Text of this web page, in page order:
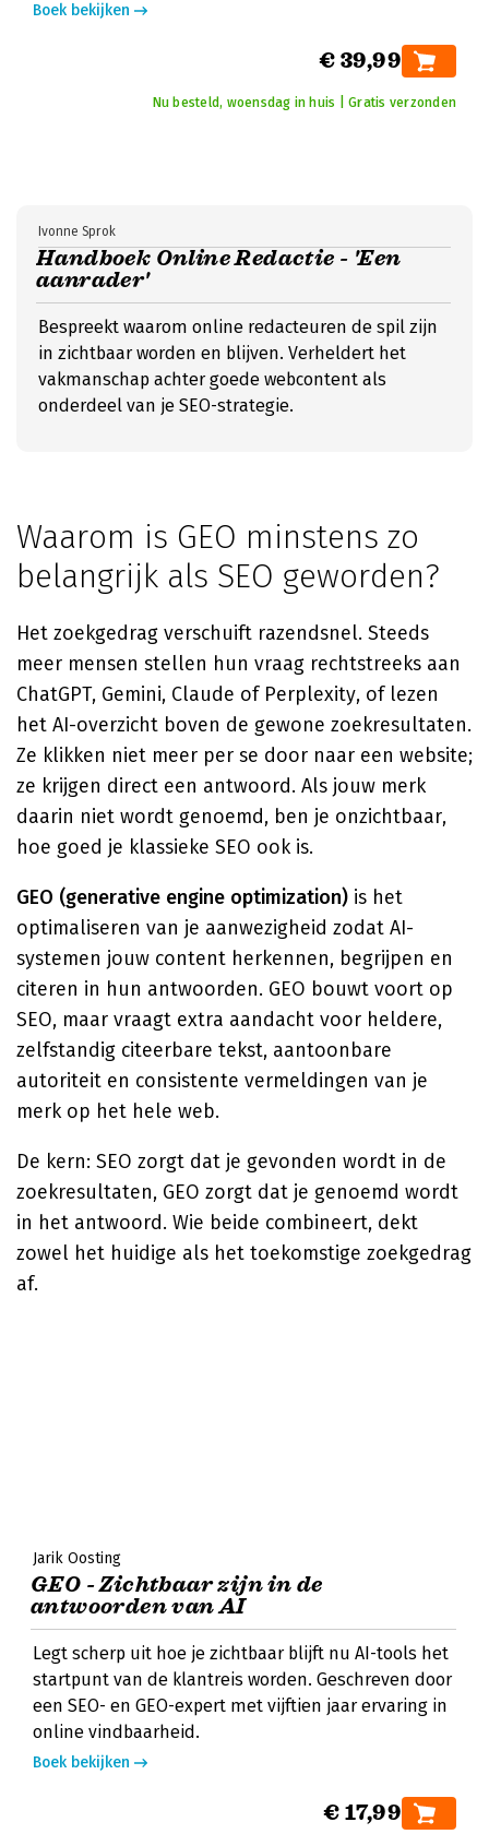
Boek bekijken
€ 39,99
Nu besteld, woensdag in huis | Gratis verzonden
Handboek Online Redactie - 'Een
aanrader'
Ivonne Sprok
Bespreekt waarom online redacteuren de spil zijn
in zichtbaar worden en blijven. Verheldert het
vakmanschap achter goede webcontent als
onderdeel van je SEO-strategie.
Waarom is GEO minstens zo
belangrijk als SEO geworden?
Het zoekgedrag verschuift razendsnel. Steeds
meer mensen stellen hun vraag rechtstreeks aan
ChatGPT, Gemini, Claude of Perplexity, of lezen
het AI-overzicht boven de gewone zoekresultaten.
Ze klikken niet meer per se door naar een website;
ze krijgen direct een antwoord. Als jouw merk
daarin niet wordt genoemd, ben je onzichtbaar,
hoe goed je klassieke SEO ook is.
GEO (generative engine optimization) is het
optimaliseren van je aanwezigheid zodat AI-
systemen jouw content herkennen, begrijpen en
citeren in hun antwoorden. GEO bouwt voort op
SEO, maar vraagt extra aandacht voor heldere,
zelfstandig citeerbare tekst, aantoonbare
autoriteit en consistente vermeldingen van je
merk op het hele web.
De kern: SEO zorgt dat je gevonden wordt in de
zoekresultaten, GEO zorgt dat je genoemd wordt
in het antwoord. Wie beide combineert, dekt
zowel het huidige als het toekomstige zoekgedrag
af.
Jarik Oosting
GEO - Zichtbaar zijn in de
antwoorden van AI
Legt scherp uit hoe je zichtbaar blijft nu AI-tools het
startpunt van de klantreis worden. Geschreven door
een SEO- en GEO-expert met vijftien jaar ervaring in
online vindbaarheid.
Boek bekijken
€ 17,99